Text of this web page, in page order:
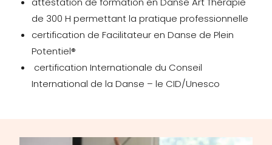
de 300 H permettant la pratiqueprofessionnelle
certification de Facilitateur en Danse de Plein
Potentiel®
certification Internationale du Conseil
International de la Danse – le CID/Unesco